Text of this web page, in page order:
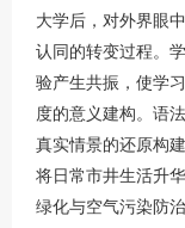
大学后，对外界眼
认同的转变过程。
验产生共振，使学
度的意义建构。语
真实情景的还原构
将日常市井生活升
绿化与空气污染防